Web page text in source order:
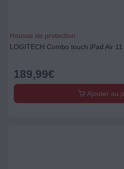
Housse de protection
LOGITECH Combo touch iPad Air
189,99€
Ajouter au